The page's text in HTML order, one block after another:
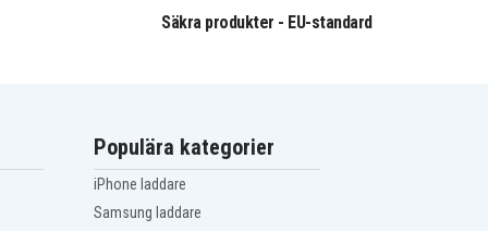
Säkra produkter - EU-standard
Populära kategorier
iPhone laddare
Samsung laddare